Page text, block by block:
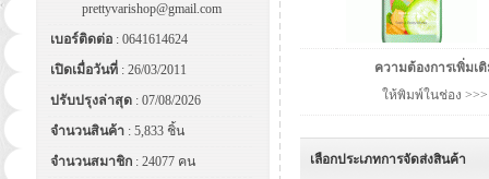
prettyvarishop@gmail.com
เบอร์ติดต่อ : 0641614624
เปิดเมื่อวันที่ : 26/03/2011
ปรับปรุงล่าสุด : 07/08/2026
จำนวนสินค้า : 5,833 ชิ้น
จำนวนสมาชิก : 24077 คน
ความต้องการเพิ่มเ
ให้พิมพ์ในช่อง >>>
เลือกประเภทการจัดส่งสินค้า